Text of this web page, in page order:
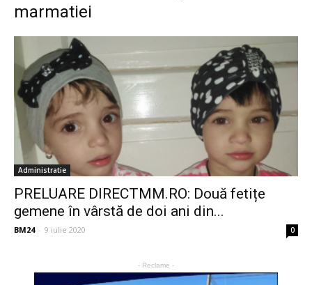
marmatiei
Administratie
PRELUARE DIRECTMM.RO: Două fetițe
gemene în vârstă de doi ani din...
BM24 - 9 iulie 2020 0
- Reclame -